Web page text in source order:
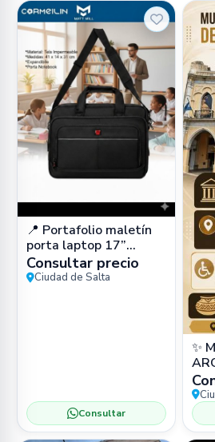
📍 Portafolio maletín
porta laptop 17”
impermeable (cuero
PU) en Zona Sur, Salta
Consultar precio
Ciudad de Salta
Consultar
✨